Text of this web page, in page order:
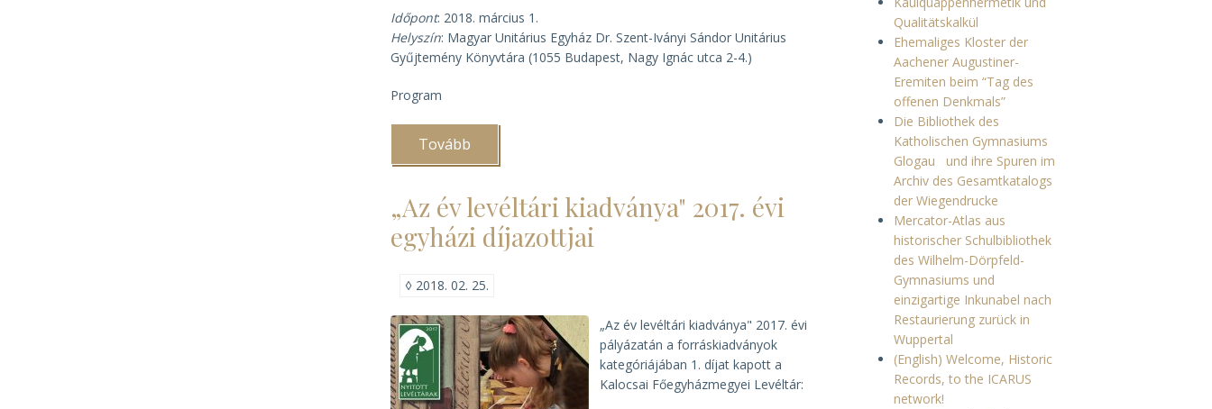
Időpont: 2018. március 1.
Helyszín: Magyar Unitárius Egyház Dr. Szent-Iványi Sándor Unitárius
Gyűjtemény Könyvtára (1055 Budapest, Nagy Ignác utca 2-4.)
Program
Tovább
EKE
baráti
találkozója)
„Az év levéltári kiadványa" 2017. évi
egyházi díjazottjai
◊ 2018. 02. 25.
„Az év levéltári kiadványa" 2017. évi
pályázatán a forráskiadványok
kategóriájában 1. díjat kapott a
Kalocsai Főegyházmegyei Levéltár:
Qualitätskalkül
Ehemaliges Kloster der
Aachener Augustiner-
Eremiten beim “Tag des
offenen Denkmals”
Die Bibliothek des
Katholischen Gymnasiums
Glogau und ihre Spuren im
Archiv des Gesamtkatalogs
der Wiegendrucke
Mercator-Atlas aus
historischer Schulbibliothek
des Wilhelm-Dörpfeld-
Gymnasiums und
einzigartige Inkunabel nach
Restaurierung zurück in
Wuppertal
(English) Welcome, Historic
Records, to the ICARUS
network!